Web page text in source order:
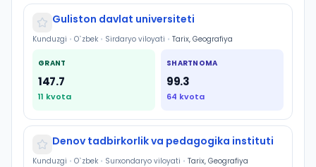
Guliston davlat universiteti
Kunduzgi • O`zbek • Sirdaryo viloyati • Tarix, Geografiya
GRANT
147.7
11 kvota
SHARTNOMA
99.3
64 kvota
Denov tadbirkorlik va pedagogika instituti
Kunduzgi • O`zbek • Surxondaryo viloyati • Tarix, Geografiya